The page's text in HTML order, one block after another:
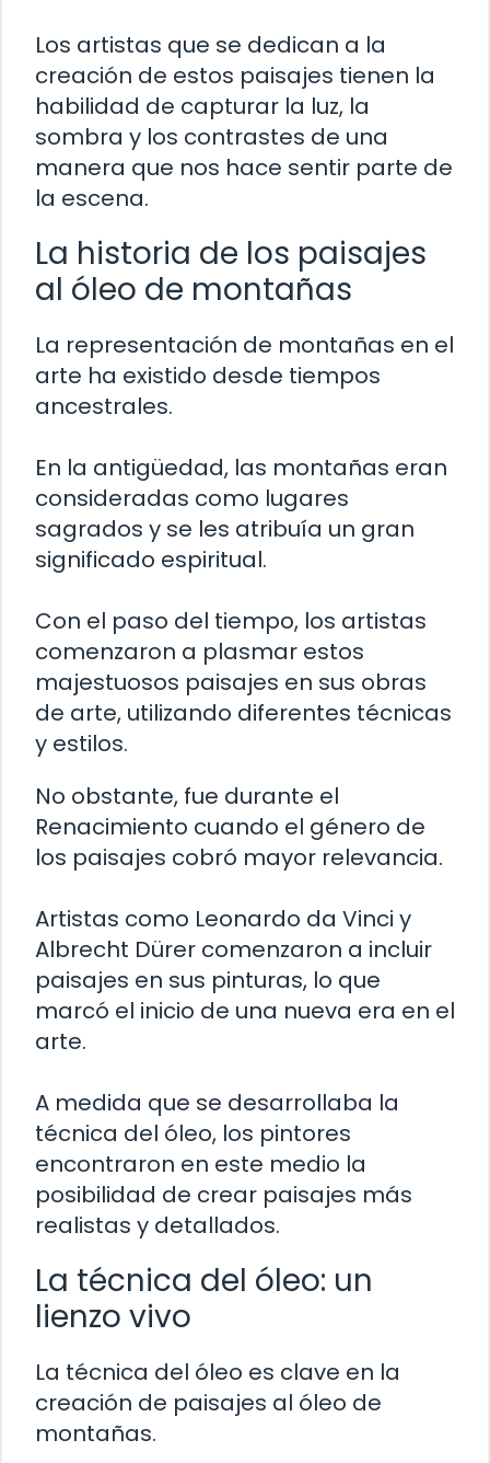
Los artistas que se dedican a la
creación de estos paisajes tienen la
habilidad de capturar la luz, la
sombra y los contrastes de una
manera que nos hace sentir parte de
la escena.
La historia de los paisajes
al óleo de montañas
La representación de montañas en el
arte ha existido desde tiempos
ancestrales.
En la antigüedad, las montañas eran
consideradas como lugares
sagrados y se les atribuía un gran
significado espiritual.
Con el paso del tiempo, los artistas
comenzaron a plasmar estos
majestuosos paisajes en sus obras
de arte, utilizando diferentes técnicas
y estilos.
No obstante, fue durante el
Renacimiento cuando el género de
los paisajes cobró mayor relevancia.
Artistas como Leonardo da Vinci y
Albrecht Dürer comenzaron a incluir
paisajes en sus pinturas, lo que
marcó el inicio de una nueva era en el
arte.
A medida que se desarrollaba la
técnica del óleo, los pintores
encontraron en este medio la
posibilidad de crear paisajes más
realistas y detallados.
La técnica del óleo: un
lienzo vivo
La técnica del óleo es clave en la
creación de paisajes al óleo de
montañas.